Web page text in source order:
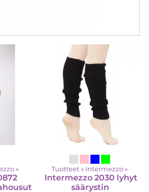
‪» Tuotteet ‪» Intermezzo‪»
Intermezzo 2030 lyhyt
säärystin